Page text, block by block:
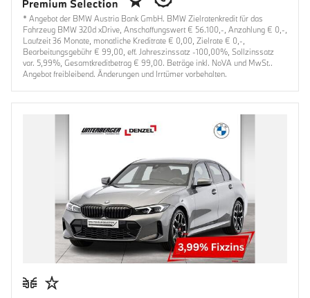
* Angebot der BMW Austria Bank GmbH. BMW Zielratenkredit für das
Fahrzeug BMW 320d xDrive, Anschaffungswert € 56.100,-, Anzahlung € 0,-,
Laufzeit 36 Monate, monatliche Kreditrate € 0,00, Zielrate € 0,-,
Bearbeitungsgebühr € 99,00, eff. Jahreszinssatz -100,00%, Sollzinssatz
var. 5,99%, Gesamtkreditbetrag € 99,00. Beträge inkl. NoVA und MwSt..
Angebot freibleibend. Änderungen und Irrtümer vorbehalten.